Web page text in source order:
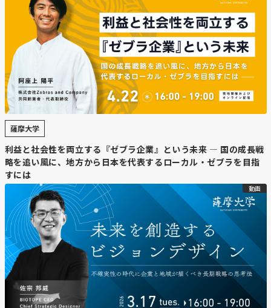
薩摩大学
利益と社会性を両立する『ゼブラ企業』という未来 — 国の成長戦
略を追い風に、地方から日本を代表するローカル・ゼブラを目指
すには
動画